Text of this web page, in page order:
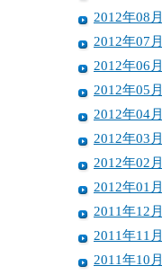
2012年08月
2012年07月
2012年06月
2012年05月
2012年04月
2012年03月
2012年02月
2012年01月
2011年12月
2011年11月
2011年10月